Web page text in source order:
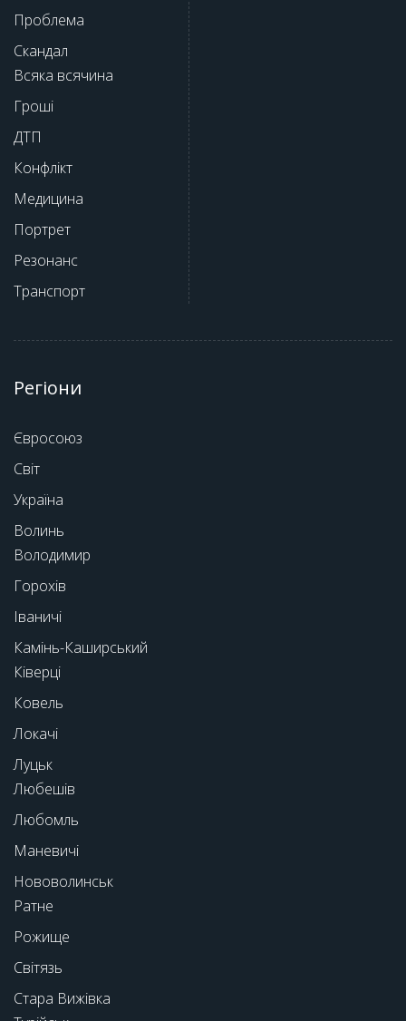
Проблема
Скандал
Всяка всячина
Гроші
ДТП
Конфлікт
Медицина
Портрет
Резонанс
Транспорт
Регіони
Євросоюз
Світ
Україна
Волинь
Володимир
Горохів
Іваничі
Камінь-Каширський
Ківерці
Ковель
Локачі
Луцьк
Любешів
Любомль
Маневичі
Нововолинськ
Ратне
Рожище
Світязь
Стара Вижівка